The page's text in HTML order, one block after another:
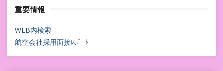
ナ
ビ
ゲ
重要情報
WEB内検索
航空会社採用面接ﾚﾎﾟｰﾄ